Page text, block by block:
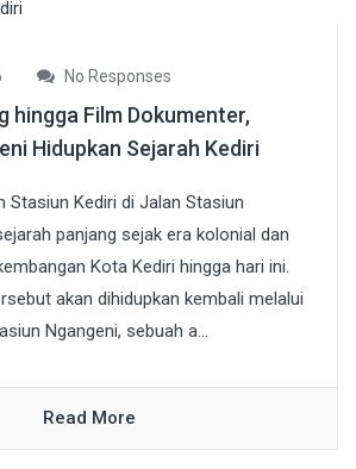
No Responses
hingga Film Dokumenter,
Hidupkan Sejarah Kediri
Stasiun Kediri di Jalan Stasiun
panjang sejak era kolonial dan
Kota Kediri hingga hari ini.
akan dihidupkan kembali melalui
Ngangeni, sebuah a...
Read More